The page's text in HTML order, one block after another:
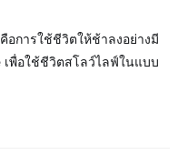
อการใช้ชีวิตให้ช้าลงอย่างมี
พื่อใช้ชีวิตสโลว์ไลฟ์ในแบบ